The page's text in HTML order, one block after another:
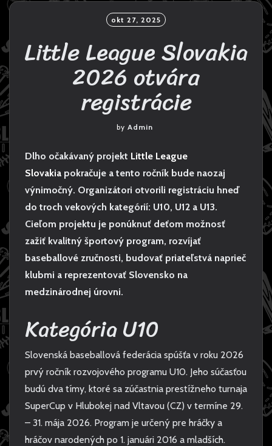
okt 27, 2025
Little League Slovakia
2026 otvára
registrácie
by Admin
Dlho očakávaný projekt Little League
Slovakia pokračuje a tento ročník bude naozaj
výnimočný. Organizátori otvorili registráciu hneď
do troch vekových kategórií: U10, U12 a U13.
Cieľom projektu je ponúknuť deťom možnosť
zažiť kvalitný športový program, rozvíjať
baseballové zručnosti, budovať priateľstvá naprieč
klubmi a reprezentovať Slovensko na
medzinárodnej úrovni.
Kategória U10
Slovenská baseballová federácia spúšťa v roku 2026
prvý ročník rozvojového programu U10. Jeho súčasťou
budú dva tímy, ktoré sa zúčastnia prestížneho turnaja
SuperCup v Hlubokej nad Vltavou (CZ) v termíne 29.
– 31. mája 2026. Program je určený pre hráčky a
hráčov narodených po 1. januári 2016 a mladších.